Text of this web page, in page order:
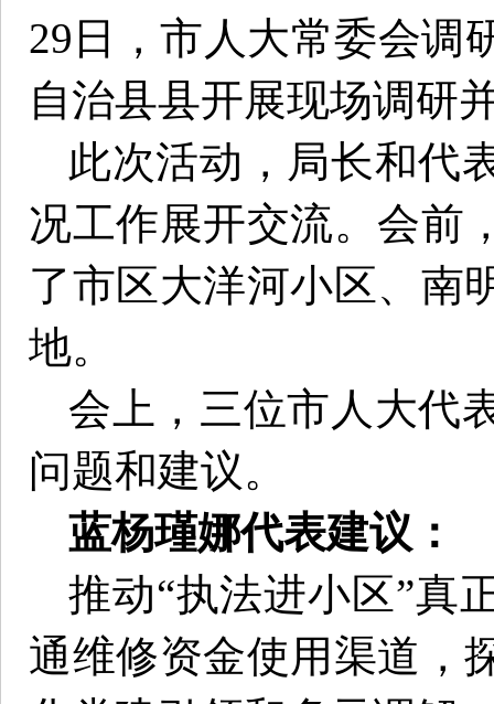
29日，市人大常委会调
自治县县开展现场调研
此次活动，局长和代
况工作展开交流。会前
了市区大洋河小区、南
地。
会上，三位市人大代
问题和建议。
蓝杨瑾娜代表建议：
推动“执法进小区”真
通维修资金使用渠道，